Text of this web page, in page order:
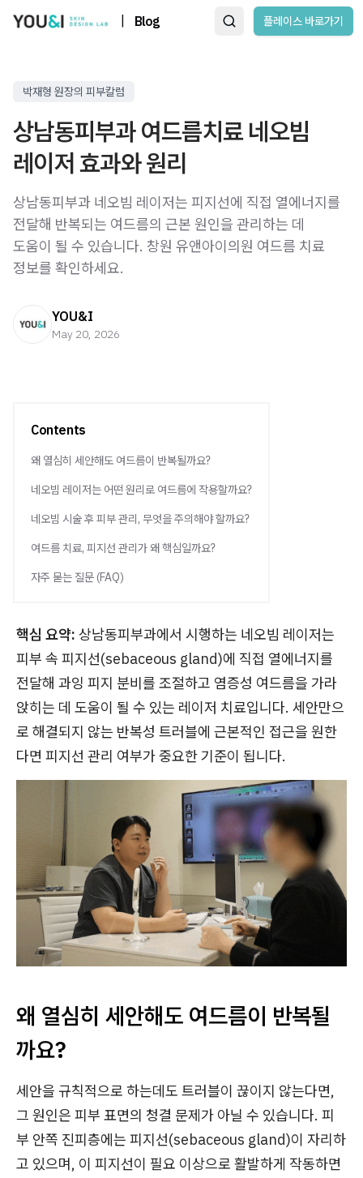
Blog 플레이스 바로가기
박재형 원장의 피부칼럼
상남동피부과 여드름치료 네오빔
레이저 효과와 원리
상남동피부과 네오빔 레이저는 피지선에 직접 열에너지를
전달해 반복되는 여드름의 근본 원인을 관리하는 데
도움이 될 수 있습니다. 창원 유앤아이의원 여드름 치료
정보를 확인하세요.
YOU&I
May 20, 2026
Contents
왜 열심히 세안해도 여드름이 반복될까요?
네오빔 레이저는 어떤 원리로 여드름에 작용할까요?
네오빔 시술 후 피부 관리, 무엇을 주의해야 할까요?
여드름 치료, 피지선 관리가 왜 핵심일까요?
자주 묻는 질문 (FAQ)
핵심 요약: 상남동피부과에서 시행하는 네오빔 레이저는
피부 속 피지선(sebaceous gland)에 직접 열에너지를
전달해 과잉 피지 분비를 조절하고 염증성 여드름을 가라
앉히는 데 도움이 될 수 있는 레이저 치료입니다. 세안만으
로 해결되지 않는 반복성 트러블에 근본적인 접근을 원한
다면 피지선 관리 여부가 중요한 기준이 됩니다.
왜 열심히 세안해도 여드름이 반복될
까요?
세안을 규칙적으로 하는데도 트러블이 끊이지 않는다면,
그 원인은 피부 표면의 청결 문제가 아닐 수 있습니다. 피
부 안쪽 진피층에는 피지선(sebaceous gland)이 자리하
고 있으며, 이 피지선이 필요 이상으로 활발하게 작동하면